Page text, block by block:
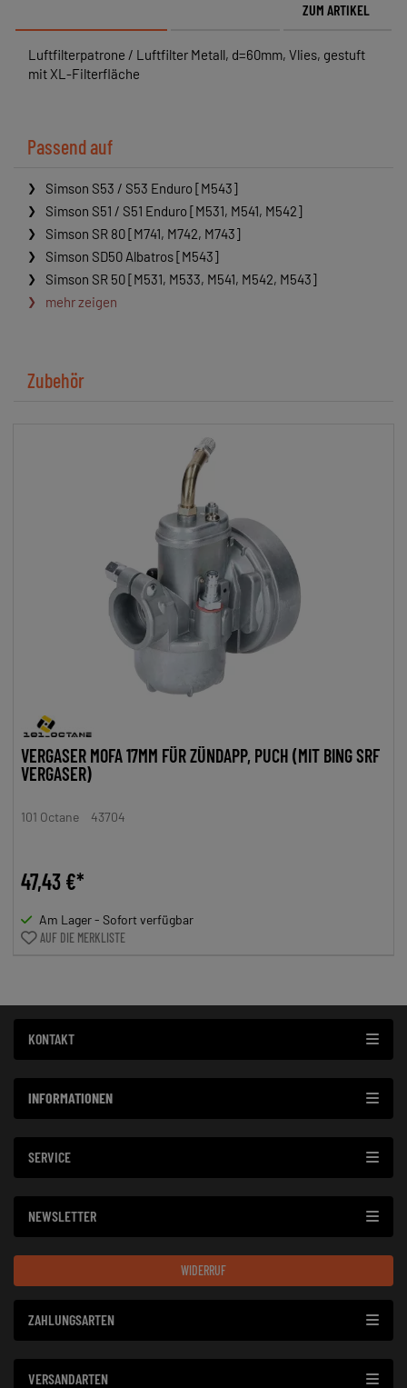
ZUM ARTIKEL
Luftfilterpatrone / Luftfilter Metall, d=60mm, Vlies, gestuft
mit XL-Filterfläche
Passend auf
Simson S53 / S53 Enduro [M543]
Simson S51 / S51 Enduro [M531, M541, M542]
Simson SR 80 [M741, M742, M743]
Simson SD50 Albatros [M543]
Simson SR 50 [M531, M533, M541, M542, M543]
mehr zeigen
Zubehör
VERGASER MOFA 17MM FÜR ZÜNDAPP, PUCH (MIT BING SRF
VERGASER)
101 Octane 43704
47,43 €*
Am Lager - Sofort verfügbar
AUF DIE MERKLISTE
KONTAKT
INFORMATIONEN
SERVICE
NEWSLETTER
WIDERRUF
ZAHLUNGSARTEN
VERSANDARTEN